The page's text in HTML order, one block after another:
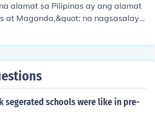
alamat sa Pilipinas ay ang alamat
at Maganda,&quot; na nagsasalays
si Malakas (ang lalaki) at si Magand
katangian ng mga Pilipino, tulad ng
kalikasan. Ang alamat na ito ay ba
kultura at tradisyon ng bansa.
segerated schools were like in pre-